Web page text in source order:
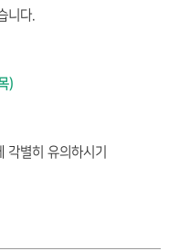
니다.
)
각별히 유의하시기